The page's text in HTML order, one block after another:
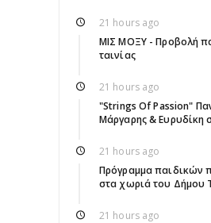
21 hours ago
ΜΙΣ ΜΟΞΥ - Προβολή
ταινίας
21 hours ago
"Strings Of Passion"
Μάργαρης & Ευρυδίκη
21 hours ago
Πρόγραμμα παιδικών
στα χωριά του Δήμου
21 hours ago